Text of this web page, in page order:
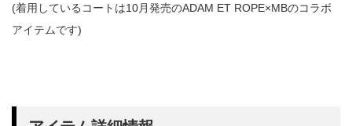
(着用しているコートは10月発売のADAM ET ROPE×MBのコラボ
アイテムです)